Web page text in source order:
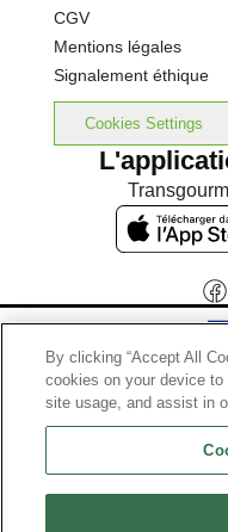
CGV
Mentions légales
Signalement éthique
Cookies Settings
Interdiction de vente de
La preuve de majorité de
By clicking “Accept All
cookies on your device
site usage, and assist in